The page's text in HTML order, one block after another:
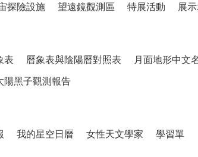
探險設施 望遠鏡觀測區 特展活動 展
表 曆象表與陰陽曆對照表 月面地形中文
陽黑子觀測報告
我的星空日曆 女性天文學家 學習單